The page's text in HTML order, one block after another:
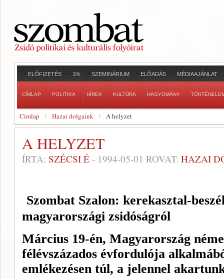
ELŐFIZETÉS 1% SZEMINÁRIUM ELŐADÁS MÉDIAAJÁNLAT
CÍMLAP POLITIKA HÍREK KULTÚRA HAGYOMÁNY
Címlap Hazai dolgaink A helyzet
A HELYZET
ÍRTA: SZÉCSI É - 1994-05-01 ROVAT: HAZAI
Szombat Szalon: kerekasztal-
magyarországi zsidóságról
Március 19-én, Magyarország
félévszázados évfordulója
emlékezésen túl, a jelennel